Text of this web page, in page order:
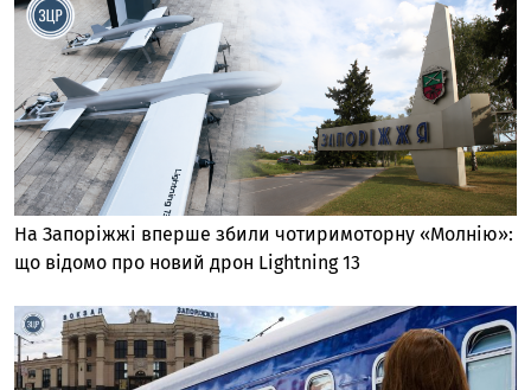
На Запоріжжі вперше збили чотиримоторну «Молнію»:
що відомо про новий дрон Lightning 13